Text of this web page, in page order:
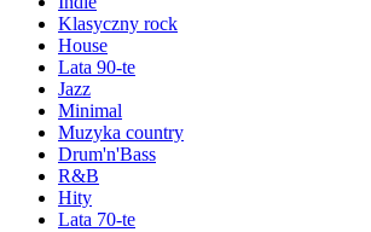
Klasyczny rock
House
Lata 90-te
Jazz
Minimal
Muzyka country
Drum'n'Bass
R&B
Hity
Lata 70-te